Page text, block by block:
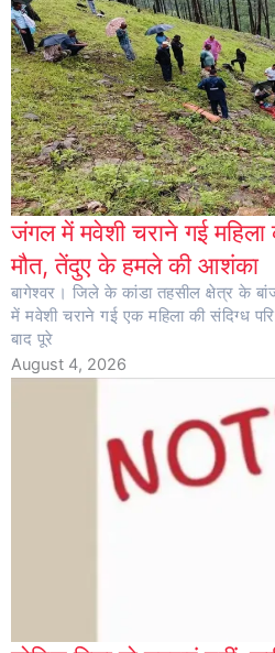
जंगल में मवेशी चराने गई महिला
मौत, तेंदुए के हमले की आशंका
बागेश्वर। जिले के कांडा तहसील क्षेत्र के
में मवेशी चराने गई एक महिला की संदिग्ध
बाद पूरे
August 4, 2026